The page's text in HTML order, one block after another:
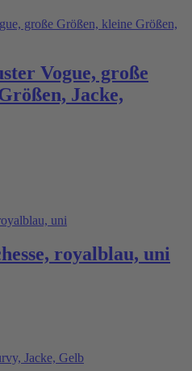
Vogue, große
Jacke,
royalblau, uni